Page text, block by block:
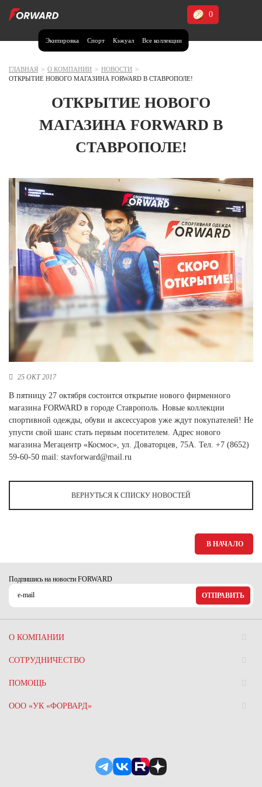
Экипировка Спорт Кэжуал Все коллекции
0
Москва и МО
Воронежская область (1)
Дагестан (2)
Иркутская область (2)
Кемеровская область (2)
Краснодарский край (5)
Красноярский край (5)
Курская область (1)
Москва и МО (14)
Нижегородская область (1)
Новосибирская область (3)
Омская область (5)
Республика Башкортостан (3)
Республика Крым (1)
Республика Татарстан (2)
Ростовская область (2)
Самарская область (1)
Саратовская область (1)
Свердловская область (5)
Северная Осетия (2)
Смоленская область (1)
Ставропольский край (5)
Тульская область (1)
Тюменская область (3)
Ярославская область (1)
ГЛАВНАЯ > О КОМПАНИИ > НОВОСТИ >
ОТКРЫТИЕ НОВОГО МАГАЗИНА FORWARD В СТАВРОПОЛЕ!
ОТКРЫТИЕ НОВОГО
МАГАЗИНА FORWARD В
СТАВРОПОЛЕ!
25 ОКТ 2017
В пятницу 27 октября состоится открытие нового фирменного
магазина FORWARD в городе Ставрополь. Новые коллекции
спортивной одежды, обуви и аксессуаров уже ждут покупателей! Не
упусти свой шанс стать первым посетителем. Адрес нового
магазина Мегацентр «Космос», ул. Доваторцев, 75А. Тел. +7 (8652)
59-60-50 mail: stavforward@mail.ru
ВЕРНУТЬСЯ К СПИСКУ НОВОСТЕЙ
В НАЧАЛО
Подпишись на новости FORWARD
ОТПРАВИТЬ
О КОМПАНИИ
СОТРУДНИЧЕСТВО
ПОМОЩЬ
ООО «УК «ФОРВАРД»